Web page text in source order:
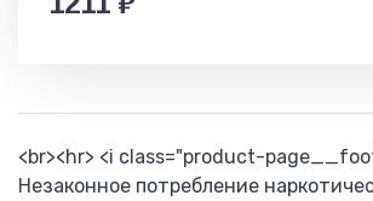
<br><hr> <i class="product-
Незаконное потребление